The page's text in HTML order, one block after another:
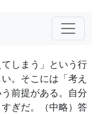
しまう」という行
。そこには「考え
前提がある。自分
ぎだ。（中略）答